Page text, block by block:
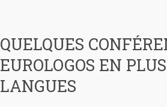
QUELQUES
EUROLOGOS EN
LANGUES